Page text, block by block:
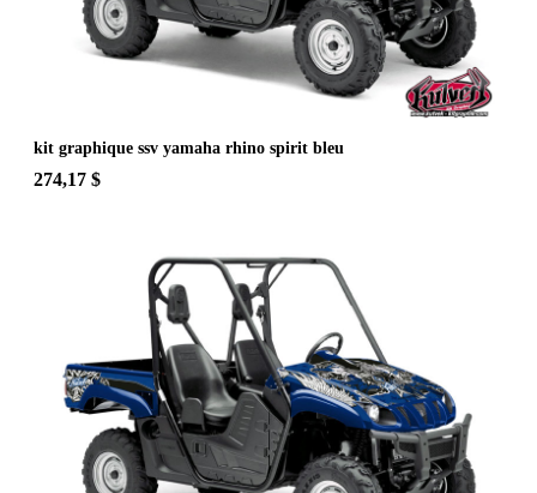
kit graphique ssv yamaha rhino spirit bleu
274,17 $